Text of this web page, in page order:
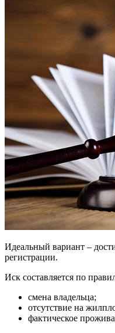
Идеальный вариант –
регистрации.
Иск составляется по
смена владельца;
отсутствие на
фактическое